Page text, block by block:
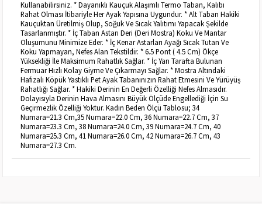
Kullanabilirsiniz. * Dayanıklı Kauçuk Alaşımlı Termo Taban, Kalıbı
Rahat Olması İtibariyle Her Ayak Yapısına Uygundur. * Alt Taban Hakiki
Kauçuktan Üretilmiş Olup, Soğuk Ve Sıcak Yalıtımı Yapacak Şekilde
Tasarlanmıştır. * İç Taban Astarı Deri (Deri Mostra) Koku Ve Mantar
Oluşumunu Minimize Eder. * İç Kenar Astarları Ayağı Sıcak Tutan Ve
Koku Yapmayan, Nefes Alan Tekstildir. * 6.5 Pont ( 4.5 Cm) Ökçe
Yüksekliği İle Maksimum Rahatlık Sağlar. * İç Yan Tarafta Bulunan
Fermuar Hızlı Kolay Giyme Ve Çıkarmayı Sağlar. * Mostra Altındaki
Hafızalı Köpük Yastıklı Pet Ayak Tabanınızın Rahat Etmesini Ve Yürüyüş
Rahatlığı Sağlar. * Hakiki Derinin En Değerli Özelliği Nefes Almasıdır.
Dolayısıyla Derinin Hava Almasını Büyük Ölçüde Engellediği İçin Su
Geçirmezlik Özelliği Yoktur. Kadın Beden Ölçü Tablosu; 34
Numara=21.3 Cm,35 Numara=22.0 Cm, 36 Numara=22.7 Cm, 37
Numara=23.3 Cm, 38 Numara=24.0 Cm, 39 Numara=24.7 Cm, 40
Numara=25.3 Cm, 41 Numara=26.0 Cm, 42 Numara=26.7 Cm, 43
Numara=27.3 Cm.